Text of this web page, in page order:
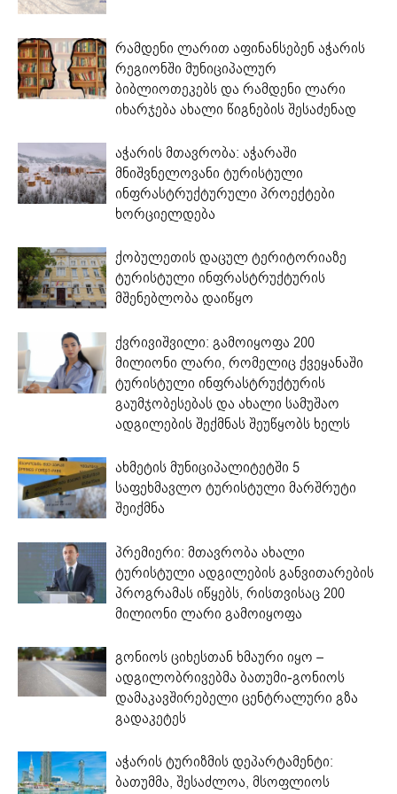
რამდენი ლარით აფინანსებენ აჭარის
რეგიონში მუნიციპალურ
ბიბლიოთეკებს და რამდენი ლარი
იხარჯება ახალი წიგნების შესაძენად
აჭარის მთავრობა: აჭარაში
მნიშვნელოვანი ტურისტული
ინფრასტრუქტურული პროექტები
ხორციელდება
ქობულეთის დაცულ ტერიტორიაზე
ტურისტული ინფრასტრუქტურის
მშენებლობა დაიწყო
ქვრივიშვილი: გამოიყოფა 200
მილიონი ლარი, რომელიც ქვეყანაში
ტურისტული ინფრასტრუქტურის
გაუმჯობესებას და ახალი სამუშაო
ადგილების შექმნას შეუწყობს ხელს
ახმეტის მუნიციპალიტეტში 5
საფეხმავლო ტურისტული მარშრუტი
შეიქმნა
პრემიერი: მთავრობა ახალი
ტურისტული ადგილების განვითარების
პროგრამას იწყებს, რისთვისაც 200
მილიონი ლარი გამოიყოფა
გონიოს ციხესთან ხმაური იყო –
ადგილობრივებმა ბათუმი-გონიოს
დამაკავშირებელი ცენტრალური გზა
გადაკეტეს
აჭარის ტურიზმის დეპარტამენტი:
ბათუმმა, შესაძლოა, მსოფლიოს